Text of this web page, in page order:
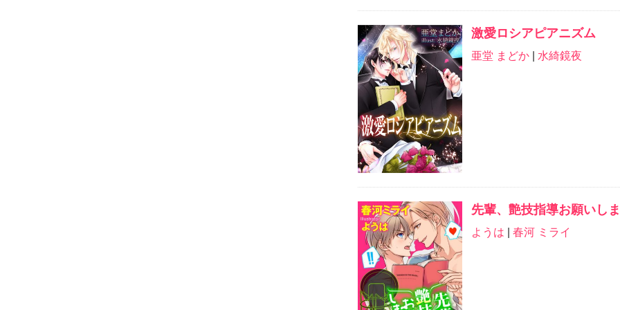
激愛ロシアピアニズム
亜堂 まどか| 水綺鏡夜
先輩、艶技指導お願いし
ようは 春河 ミライ